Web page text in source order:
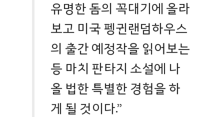
유명한 돔의 꼭대기에 올라
보고 미국 펭귄랜덤하우스
의 출간 예정작을 읽어보는
등 마치 판타지 소설에 나
올 법한 특별한 경험을 하
게 될 것이다.”